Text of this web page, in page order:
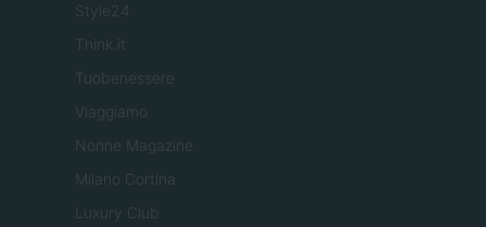
Style24
Think.it
Tuobenessere
Viaggiamo
Nonne Magazine
Milano Cortina
Luxury Club